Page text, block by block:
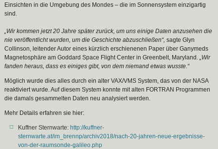
Einsichten in die Umgebung des Mondes – die im Sonnensystem einzigartig
sind.
„Wir kommen jetzt 20 Jahre später zurück, um uns einige Daten anzusehen die
nie veröffentlicht wurden, um die Geschichte abzuschließen“, sagte Glyn
Collinson, leitender Autor eines kürzlich erschienenen Paper über Ganymeds
Magnetosphäre am Goddard Space Flight Center in Greenbelt, Maryland.„Wir
fanden heraus, dass es einiges gibt, von dem niemand etwas wusste.“
Möglich wurde dies alles durch ein alter VAX/VMS System, das von der NASA
reaktiviert wurde. Auf diesem System konnte mit alten FORTRAN Programmen
die damals gesammelten Daten neu analysiert werden.
Mehr Details erfahren sie hier:
Kuffner Sternwarte: http://kuffner-
sternwarte.at/im_brennp/archiv2018/nach-20-jahren-neue-ergebnisse-
von-der-raumsonde-galileo.php